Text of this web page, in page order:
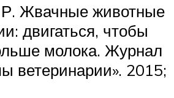
Р. Жвачные животные
двигаться, чтобы
молока. Журнал
ветеринарии». 2015;